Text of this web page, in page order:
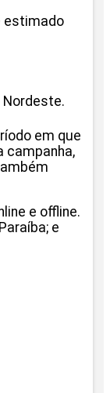
estimado
em que
campanha,
e offline.
e